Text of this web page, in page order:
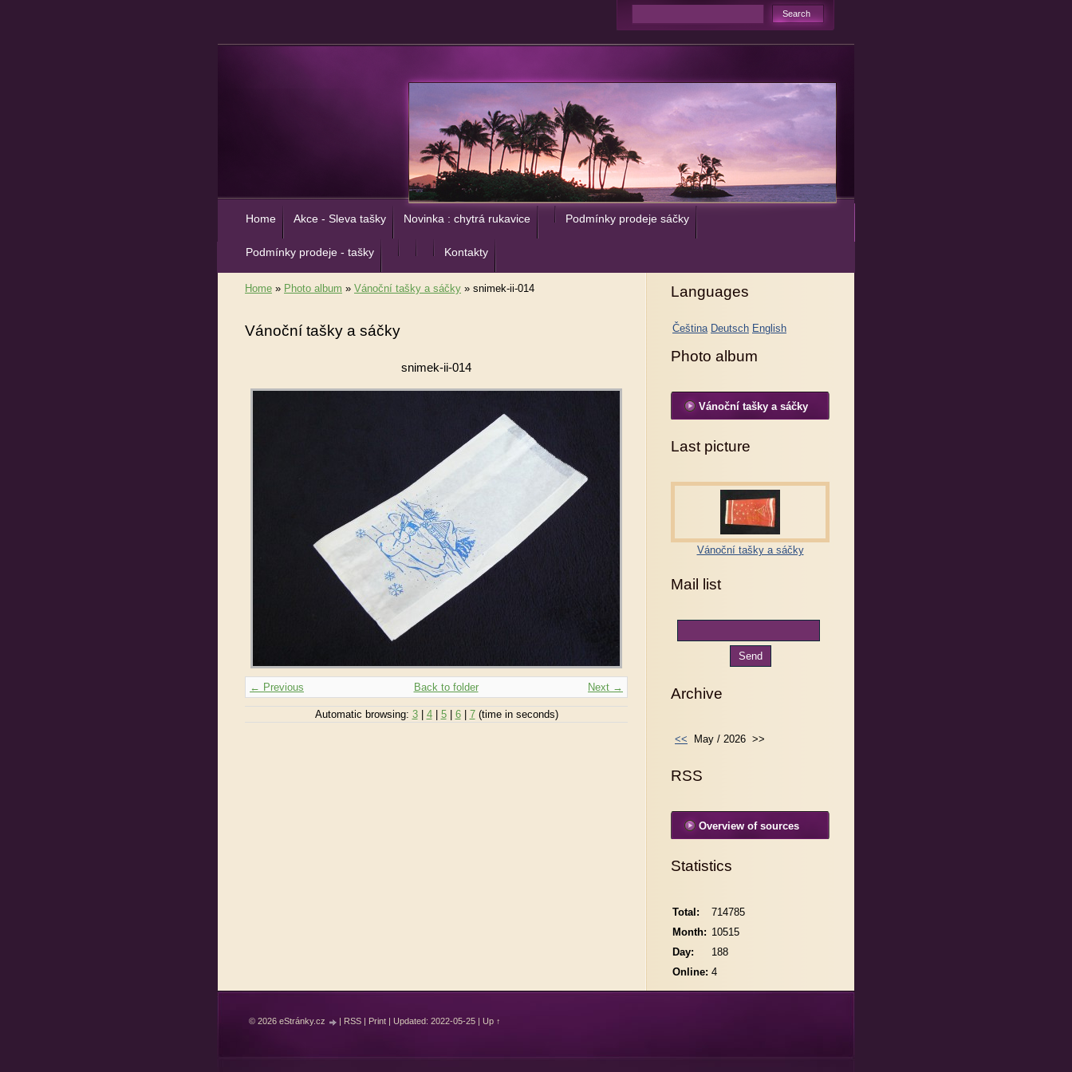
Home Akce - Sleva tašky Novinka : chytrá rukavice Podmínky prodeje sáčky
Podmínky prodeje - tašky Kontakty
Home » Photo album » Vánoční tašky a sáčky » snimek-ii-014
Vánoční tašky a sáčky
snimek-ii-014
← Previous Next →
Back to folder
Automatic browsing: 3| 4| 5| 6| 7(time in seconds)
Languages
Čeština Deutsch English
Photo album
Vánoční tašky a sáčky
Last picture
Vánoční tašky a sáčky
Mail list
Archive
<< May / 2026 >>
RSS
Overview of sources
Statistics
Online: 4
Total:
714785
Month: 10515
Day:
188
© 2026 eStránky.cz | RSS | Print | Updated: 2022-05-25 | Up ↑